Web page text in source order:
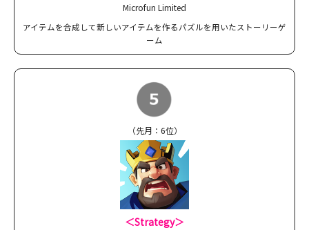
Microfun Limited
アイテムを合成して新しいアイテムを作るパズルを用いたストーリーゲ
ーム
（先月：6位）
＜Strategy＞